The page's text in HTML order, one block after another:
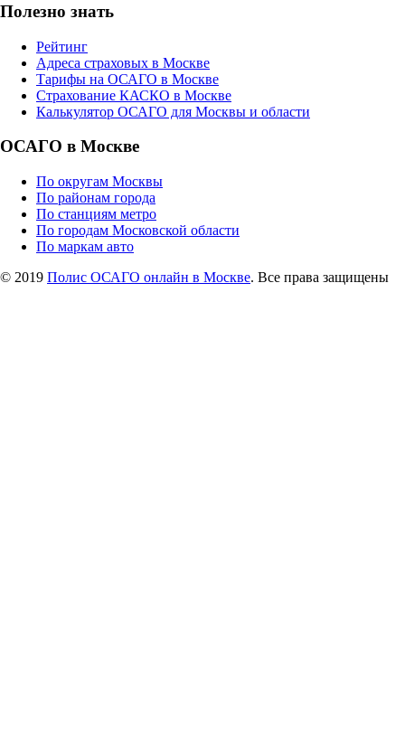
Полезно знать
Рейтинг
Адреса страховых в Москве
Тарифы на ОСАГО в Москве
Страхование КАСКО в Москве
Калькулятор ОСАГО для Москвы и области
ОСАГО в Москве
По округам Москвы
По районам города
По станциям метро
По городам Московской области
По маркам авто
© 2019 Полис ОСАГО онлайн в Москве. Все права защищены